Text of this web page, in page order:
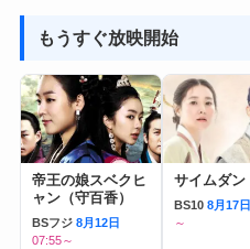
もうすぐ放映開始
帝王の娘スベクヒ
ャン（守百香）
BSフジ 8月12日
07:55～
サイムダン
BS10 8月17日
～